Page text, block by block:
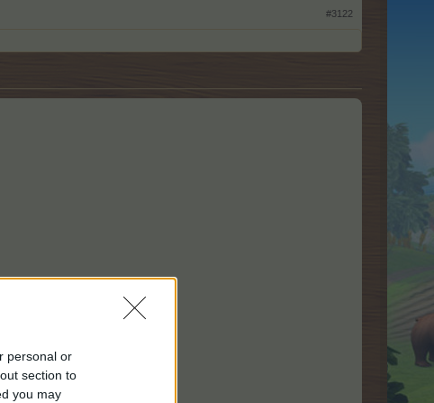
personal or
section to
you may
#3122